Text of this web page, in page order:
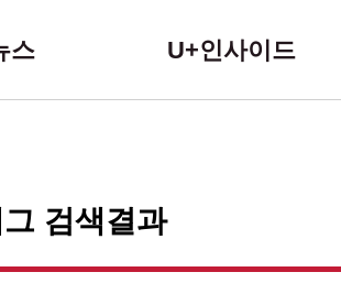
스 U+인사이드
검색결과